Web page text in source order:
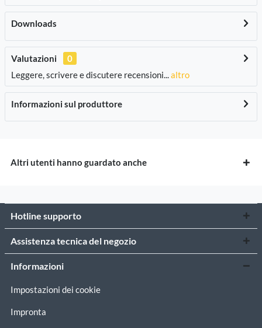
Downloads
Valutazioni
0
Leggere, scrivere e discutere recensioni...altro
Informazioni sul produttore
Altri utenti hanno guardato anche
Hotline supporto
Assistenza tecnica del negozio
Informazioni
Impostazioni dei cookie
Impronta